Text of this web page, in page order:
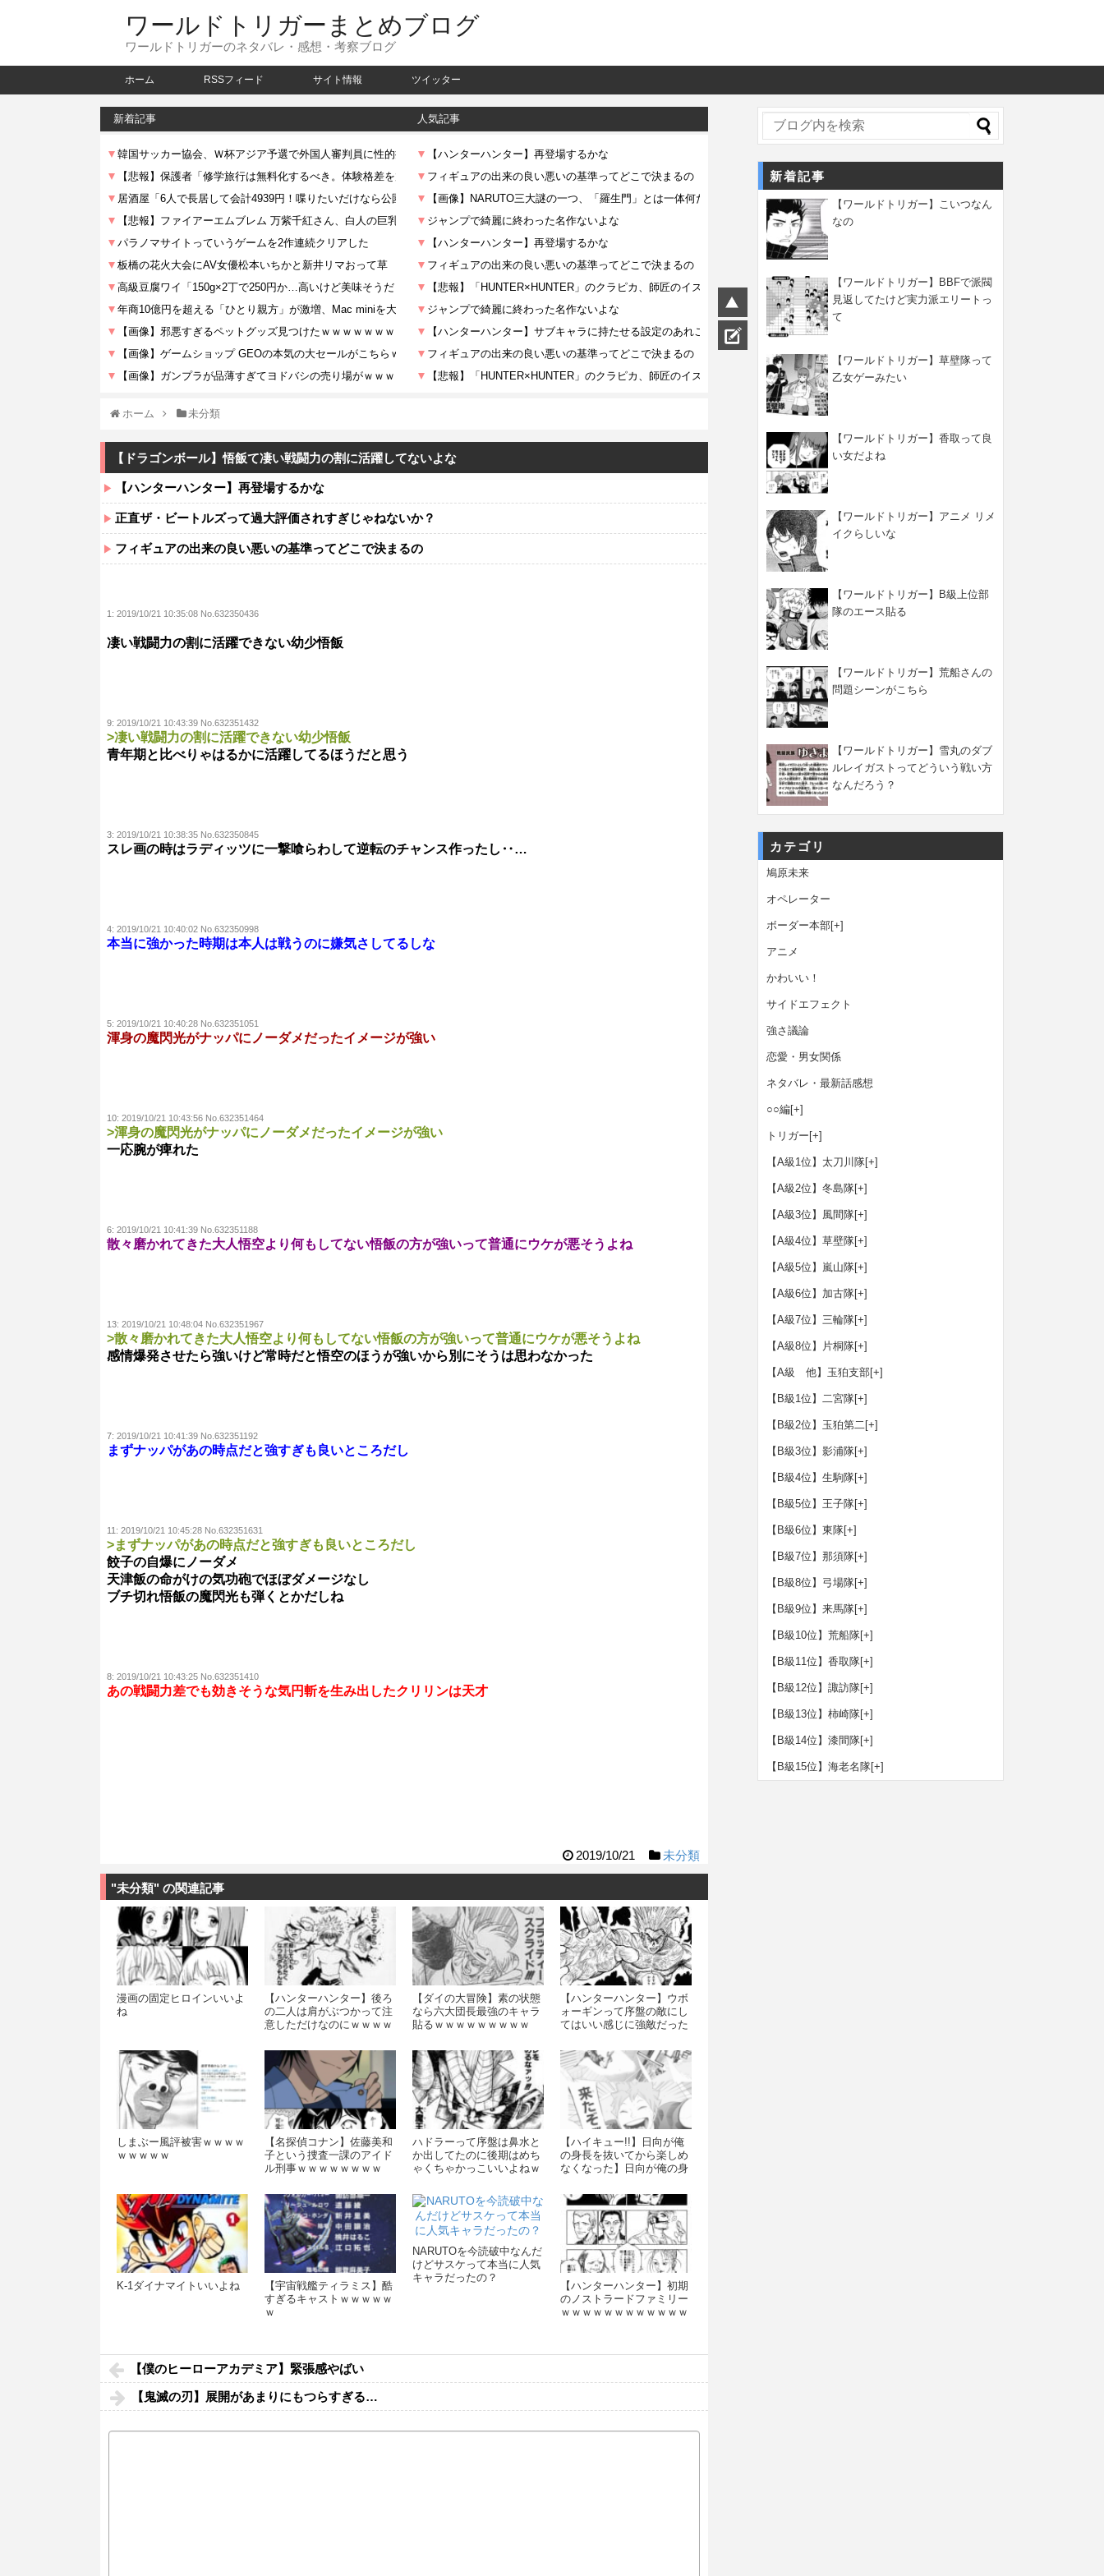
ワールドトリガーまとめブログ
ワールドトリガーのネタバレ・感想・考察ブログ
ホーム RSSフィード サイト情報 ツイッター
新着記事 人気記事
ホーム 未分類
【ドラゴンボール】悟飯て凄い戦闘力の割に活躍してないよな
【ハンターハンター】再登場するかな
正直ザ・ビートルズって過大評価されすぎじゃねないか？
フィギュアの出来の良い悪いの基準ってどこで決まるの
1: 2019/10/21 10:35:08 No.632350436
凄い戦闘力の割に活躍できない幼少悟飯
9: 2019/10/21 10:43:39 No.632351432
>凄い戦闘力の割に活躍できない幼少悟飯
青年期と比べりゃはるかに活躍してるほうだと思う
3: 2019/10/21 10:38:35 No.632350845
スレ画の時はラディッツに一撃喰らわして逆転のチャンス作ったし‥…
4: 2019/10/21 10:40:02 No.632350998
本当に強かった時期は本人は戦うのに嫌気さしてるしな
5: 2019/10/21 10:40:28 No.632351051
渾身の魔閃光がナッパにノーダメだったイメージが強い
10: 2019/10/21 10:43:56 No.632351464
>渾身の魔閃光がナッパにノーダメだったイメージが強い
一応腕が痺れた
6: 2019/10/21 10:41:39 No.632351188
散々磨かれてきた大人悟空より何もしてない悟飯の方が強いって普通にウケが悪そうよね
13: 2019/10/21 10:48:04 No.632351967
>散々磨かれてきた大人悟空より何もしてない悟飯の方が強いって普通にウケが悪そうよね
感情爆発させたら強いけど常時だと悟空のほうが強いから別にそうは思わなかった
7: 2019/10/21 10:41:39 No.632351192
まずナッパがあの時点だと強すぎも良いところだし
11: 2019/10/21 10:45:28 No.632351631
>まずナッパがあの時点だと強すぎも良いところだし
餃子の自爆にノーダメ
天津飯の命がけの気功砲でほぼダメージなし
ブチ切れ悟飯の魔閃光も弾くとかだしね
8: 2019/10/21 10:43:25 No.632351410
あの戦闘力差でも効きそうな気円斬を生み出したクリリンは天才
2019/10/21 未分類
"未分類" の関連記事
漫画の固定ヒロインいいよ
ね
【ハンターハンター】後ろ
の二人は肩がぶつかって注
意しただけなのにｗｗｗｗ
【ダイの大冒険】素の状態
なら六大団長最強のキャラ
貼るｗｗｗｗｗｗｗｗｗ
【ハンターハンター】ウボ
ォーギンって序盤の敵にし
てはいい感じに強敵だった
しまぶー風評被害ｗｗｗｗ
ｗｗｗｗｗ
【名探偵コナン】佐藤美和
子という捜査一課のアイド
ル刑事ｗｗｗｗｗｗｗｗ
ハドラーって序盤は鼻水と
か出してたのに後期はめち
ゃくちゃかっこいいよねｗ
【ハイキュー!!】日向が俺
の身長を抜いてから楽しめ
なくなった】日向が俺の身
なった
K-1ダイナマイトいいよね
【宇宙戦艦ティラミス】酷
すぎるキャストｗｗｗｗｗ
ｗ
NARUTOを今読破中なんだ
けどサスケって本当に人気
キャラだったの？
【ハンターハンター】初期
のノストラードファミリー
ｗｗｗｗｗｗｗｗｗｗｗｗ
【僕のヒーローアカデミア】緊張感やばい
【鬼滅の刃】展開があまりにもつらすぎる…
新着記事
【ワールドトリガー】こいつなん
なの
【ワールドトリガー】BBFで派閥
見返してたけど実力派エリートっ
て
【ワールドトリガー】草壁隊って
乙女ゲーみたい
【ワールドトリガー】香取って良
い女だよね
【ワールドトリガー】アニメ リメ
イクらしいな
【ワールドトリガー】B級上位部
隊のエース貼る
【ワールドトリガー】荒船さんの
問題シーンがこちら
【ワールドトリガー】雪丸のダブ
ルレイガストってどういう戦い方
なんだろう？
カテゴリ
鳩原未来
オペレーター
ボーダー本部[+]
アニメ
かわいい！
サイドエフェクト
強さ議論
恋愛・男女関係
ネタバレ・最新話感想
○○編[+]
トリガー [+]
【A級1位】太刀川隊[+]
【A級2位】冬島隊[+]
【A級3位】風間隊[+]
【A級4位】草壁隊[+]
【A級5位】嵐山隊[+]
【A級6位】加古隊[+]
【A級7位】三輪隊[+]
【A級8位】片桐隊[+]
【A級 他】玉狛支部[+]
【B級1位】二宮隊[+]
【B級2位】玉狛第二[+]
【B級3位】影浦隊[+]
【B級4位】生駒隊[+]
【B級5位】王子隊[+]
【B級6位】東隊[+]
【B級7位】那須隊[+]
【B級8位】弓場隊[+]
【B級9位】来馬隊[+]
【B級10位】荒船隊[+]
【B級11位】香取隊[+]
【B級12位】諏訪隊[+]
【B級13位】柿崎隊[+]
【B級14位】漆間隊[+]
【B級15位】海老名隊[+]